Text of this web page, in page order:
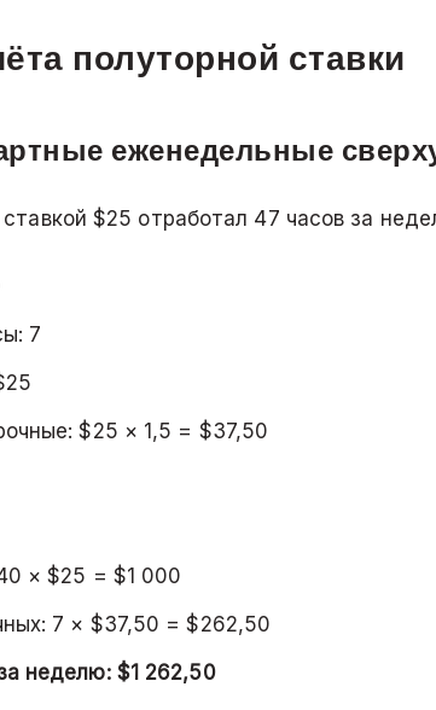
полуторной ставки
еженедельные
$25 отработал 47 часов за
7
$25 × 1,5 = $37,50
× $25 = $1 000
7 × $37,50 = $262,50
неделю: $1 262,50